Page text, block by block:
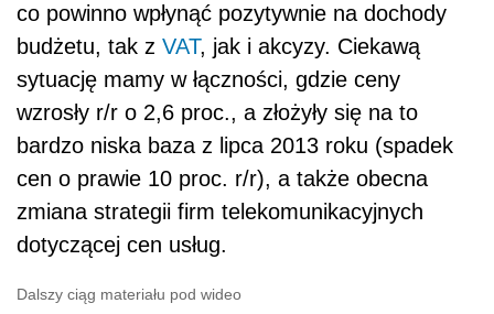
co powinno wpłynąć pozytywnie na dochody
budżetu, tak z VAT, jak i akcyzy. Ciekawą
sytuację mamy w łączności, gdzie ceny
wzrosły r/r o 2,6 proc., a złożyły się na to
bardzo niska baza z lipca 2013 roku (spadek
cen o prawie 10 proc. r/r), a także obecna
zmiana strategii firm telekomunikacyjnych
dotyczącej cen usług.
Dalszy ciąg materiału pod wideo